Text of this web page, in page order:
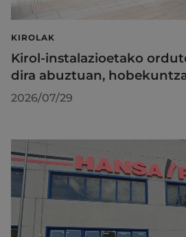
KIROLAK
Kirol-instalazioetako
dira abuztuan,
2026/07/29